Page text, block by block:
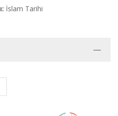
İslam Tarihi